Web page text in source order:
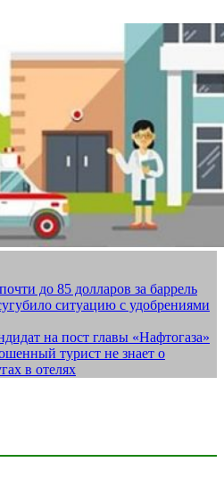
до 85 долларов за баррель
ситуацию с удобрениями
на пост главы «Нафтогаза»
турист не знает о
в отелях